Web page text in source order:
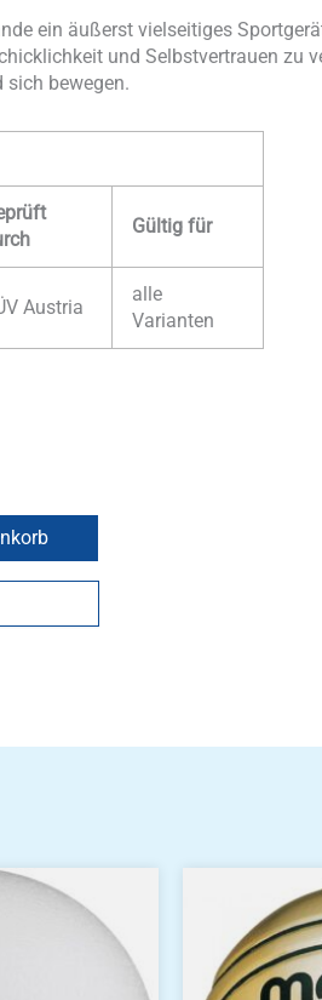
ein äußerst vielseitiges
und Selbstvertrauen zu
bewegen.
Austria
alle
Varianten
Gültig für